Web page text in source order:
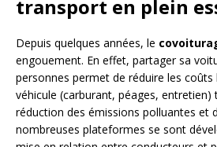
transport en plein
Depuis quelques années, le
engouement. En effet, partager sa
personnes permet de réduire les coûts
véhicule (carburant, péages,
réduction des émissions polluantes et
nombreuses plateformes se sont